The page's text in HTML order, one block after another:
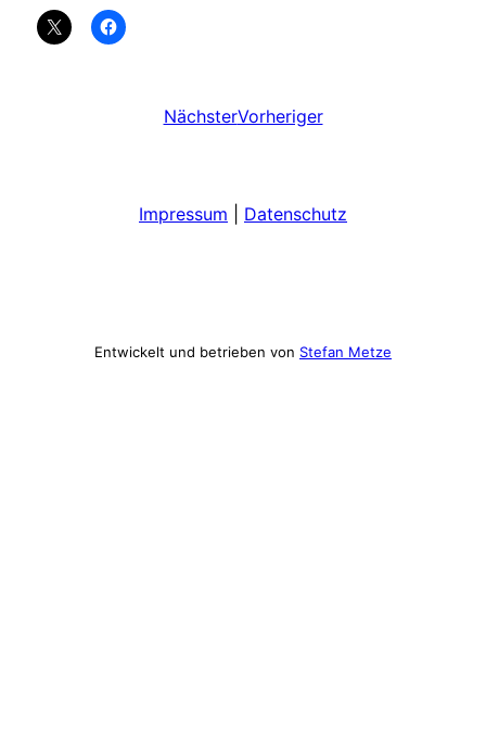
NächsterVorheriger
Impressum Datenschutz
Entwickelt und betrieben von Stefan Metze